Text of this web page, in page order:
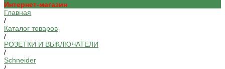
Интернет-магазин
Главная
/
Каталог товаров
/
РОЗЕТКИ И ВЫКЛЮЧАТЕЛИ
/
Schneider